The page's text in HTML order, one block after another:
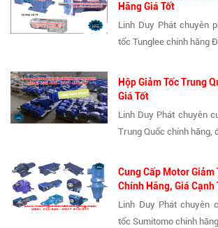
Hãng Giá Tốt
Linh Duy Phát chuyên
tốc Tunglee chính hãng
Hộp Giảm Tốc Trung
Giá Tốt
Linh Duy Phát chuyên
Trung Quốc chính hãng,
Cung Cấp Motor
Chính Hãng, Giá Cạnh
Linh Duy Phát chuyên
tốc Sumitomo chính